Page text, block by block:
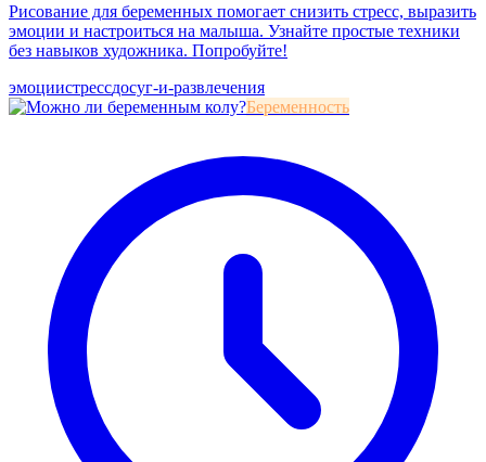
Рисование для беременных помогает снизить стресс, выразить
эмоции и настроиться на малыша. Узнайте простые техники
без навыков художника. Попробуйте!
эмоциистрессдосуг-и-развлечения
Беременность